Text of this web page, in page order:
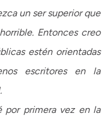
un ser superior que
Entonces creo
estén orientadas
escritores en la
por primera vez en la